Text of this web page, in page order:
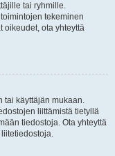
tai ryhmille.
tekeminen
oikeudet, ota yhteyttä
tai käyttäjän mukaan.
liittämistä tietyllä
tiedostoja. Ota yhteyttä